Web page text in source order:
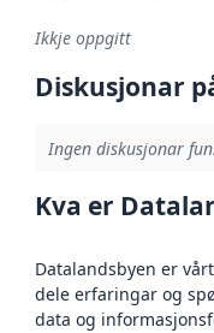
Ikkje oppgitt
Diskusjonar
Ingen diskusjonar
Kva er
Datalandsbyen er
dele erfaringar og
data og